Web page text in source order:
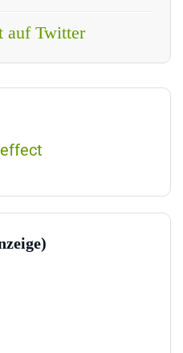
auf Twitter